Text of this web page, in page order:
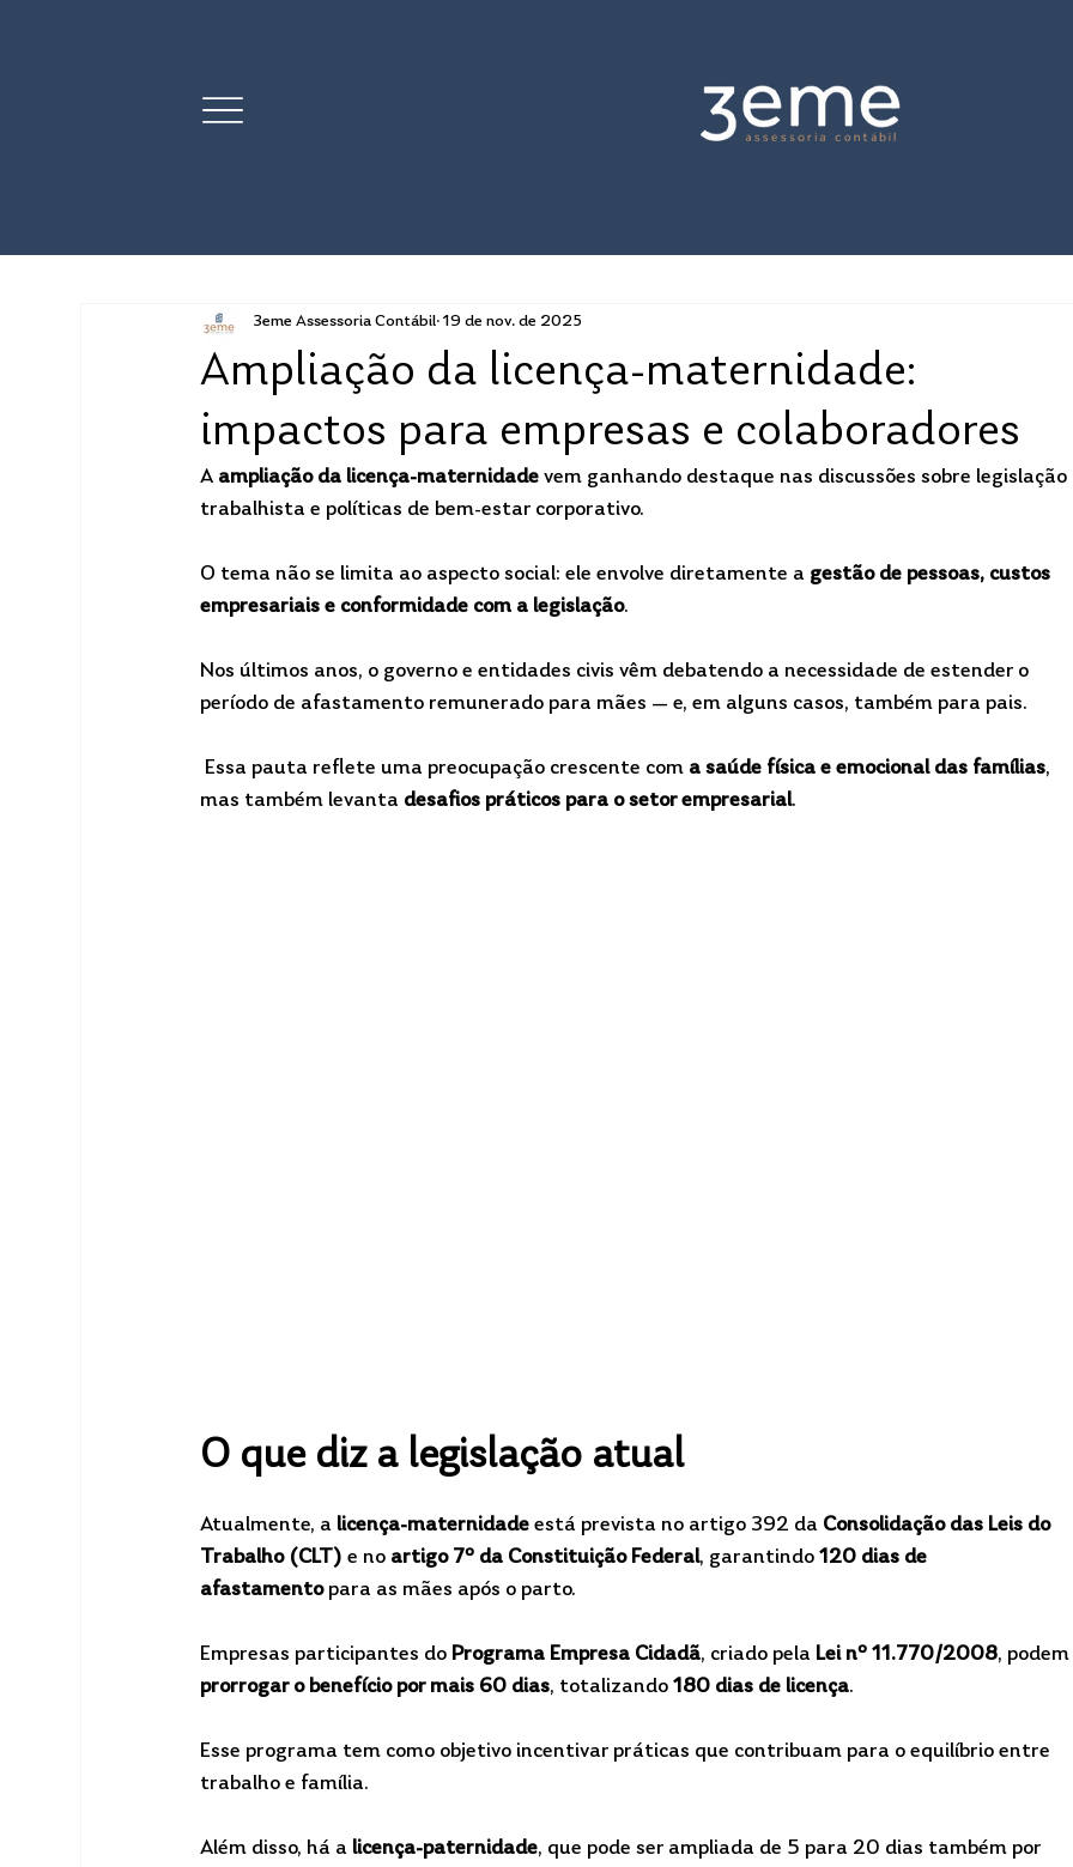
Ampliação da licença-maternidade:
impactos para empresas e colaboradores
3eme Assessoria Contábil 19 de nov. de 2025
A ampliação da licença-maternidade vem ganhando destaque nas discussões sobre legislação
trabalhista e políticas de bem-estar corporativo.
O tema não se limita ao aspecto social: ele envolve diretamente a gestão de pessoas, custos
empresariais e conformidade com a legislação.
Nos últimos anos, o governo e entidades civis vêm debatendo a necessidade de estender o
período de afastamento remunerado para mães — e, em alguns casos, também para pais.
Essa pauta reflete uma preocupação crescente com a saúde física e emocional das famílias,
mas também levanta desafios práticos para o setor empresarial.
O que diz a legislação atual
Atualmente, a licença-maternidade está prevista no artigo 392 da Consolidação das Leis do
Trabalho (CLT) e no artigo 7º da Constituição Federal, garantindo 120 dias de
afastamento para as mães após o parto.
Empresas participantes do Programa Empresa Cidadã, criado pela Lei nº 11.770/2008,
prorrogar o benefício por mais 60 dias, totalizando 180 dias de licença.
Esse programa tem como objetivo incentivar práticas que contribuam para o equilíbrio entre
trabalho e família.
Além disso, há a licença-paternidade, que pode ser ampliada de 5 para 20 dias também por